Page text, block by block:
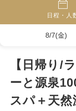
日程・人
8/7(金)
【日帰り/
ーと源泉
スパ＋天